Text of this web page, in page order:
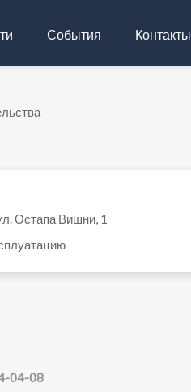
События Контакты
Остапа Вишни, 1
04-08